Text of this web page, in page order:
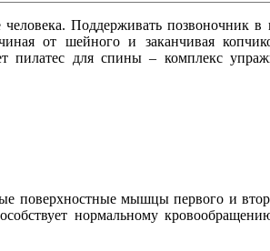
Поддерживать позвоночник
от шейного и заканчивая
пилатес для спины – комплекс
поверхностные мышцы первого и
нормальному